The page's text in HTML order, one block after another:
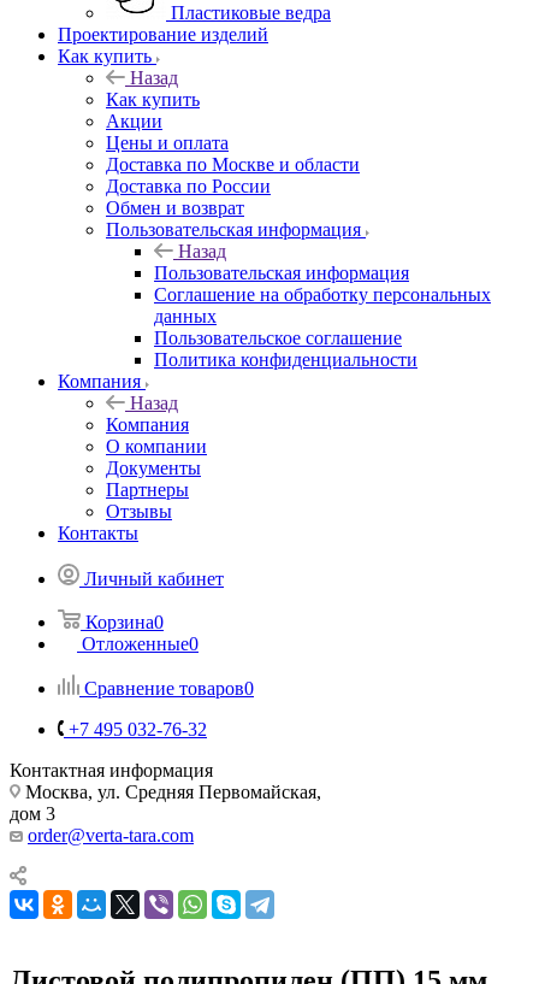
Пластиковые ведра
Проектирование изделий
Как купить
Назад
Как купить
Акции
Цены и оплата
Доставка по Москве и области
Доставка по России
Обмен и возврат
Пользовательская информация
Назад
Пользовательская информация
Соглашение на обработку персональных
данных
Пользовательское соглашение
Политика конфиденциальности
Компания
Назад
Компания
О компании
Документы
Партнеры
Отзывы
Контакты
Личный кабинет
Корзина0
Отложенные0
Сравнение товаров0
+7 495 032-76-32
Контактная информация
Москва, ул. Средняя Первомайская,
дом 3
order@verta-tara.com